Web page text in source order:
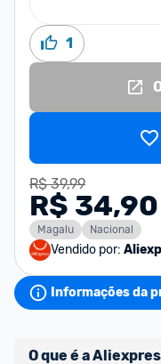
1
R$ 39,99
R$ 34,90
Magalu Nacional
Vendido por:
Informações da
O que é a